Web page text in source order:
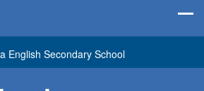
English Secondary School